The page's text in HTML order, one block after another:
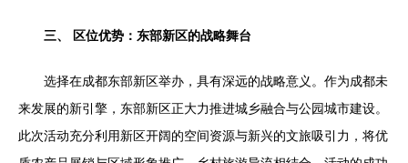
三、 区位优势：东部新区的战略舞台
选择在成都东部新区举办，具有深远的战略意义。作为成都未
来发展的新引擎，东部新区正大力推进城乡融合与公园城市建设。
此次活动充分利用新区开阔的空间资源与新兴的文旅吸引力，将优